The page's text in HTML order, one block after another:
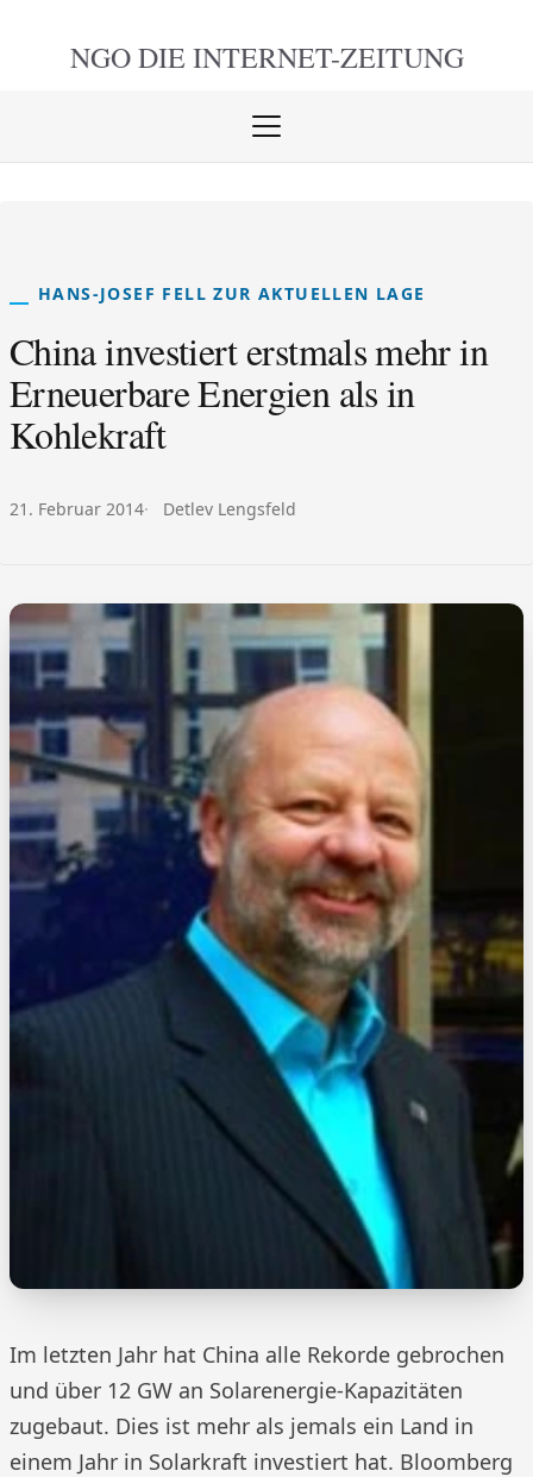
NGO DIE INTERNET-ZEITUNG
Menü
HANS-JOSEF FELL ZUR AKTUELLEN LAGE
China investiert erstmals mehr in
Erneuerbare Energien als in
Kohlekraft
Veröffentlicht am:
21. Februar 2014 Autor:
Detlev Lengsfeld
Im letzten Jahr hat China alle Rekorde gebrochen
und über 12 GW an Solarenergie-Kapazitäten
zugebaut. Dies ist mehr als jemals ein Land in
einem Jahr in Solarkraft investiert hat. Bloomberg